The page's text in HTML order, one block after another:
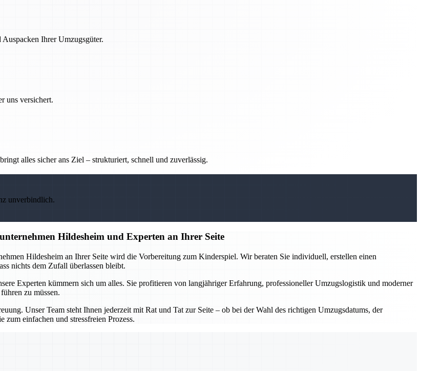
Ihrer Umzugsgüter.
uns versichert.
alles sicher ans Ziel – strukturiert, schnell und zuverlässig.
unverbindlich.
Hildesheim und Experten an Ihrer Seite
Hildesheim an Ihrer Seite wird die Vorbereitung zum Kinderspiel. Wir beraten Sie individuell, erstellen einen
nichts dem Zufall überlassen bleibt.
Experten kümmern sich um alles. Sie profitieren von langjähriger Erfahrung, professioneller Umzugslogistik und moderner
zu müssen.
Unser Team steht Ihnen jederzeit mit Rat und Tat zur Seite – ob bei der Wahl des richtigen Umzugsdatums, der
einfachen und stressfreien Prozess.